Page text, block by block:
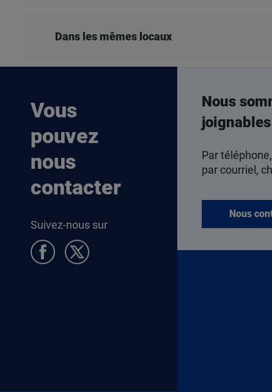
Dans les mêmes locaux
Vous
pouvez
nous
contacter
Suivez-nous sur
Nous
joignables
Par
par courriel,
Nous